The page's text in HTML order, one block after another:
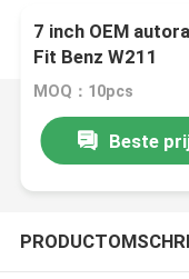
7 inch OEM
Fit Benz W211
MOQ：10pcs
Beste